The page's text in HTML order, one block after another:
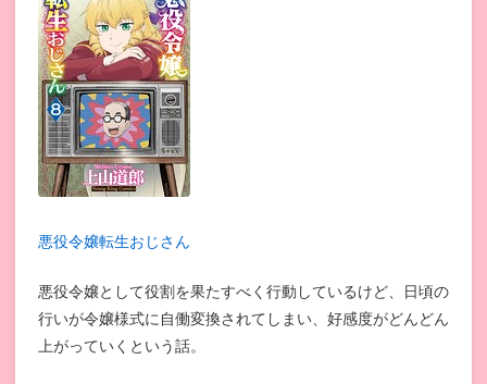
悪役令嬢転生おじさん
悪役令嬢として役割を果たすべく行動しているけど、日頃の
行いが令嬢様式に自働変換されてしまい、好感度がどんどん
上がっていくという話。